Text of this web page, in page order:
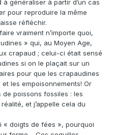
à généraliser à partir d’un cas
pour reproduire la même
réfléchir.
vraiment n’importe quoi,
» qui, au Moyen Age,
crapaud ; celui-ci était sensé
si on le plaçait sur un
pour que les crapaudines
les empoisonnements! Or
poissons fossiles : les
et j’appelle cela du
« doigts de fées », pourquoi